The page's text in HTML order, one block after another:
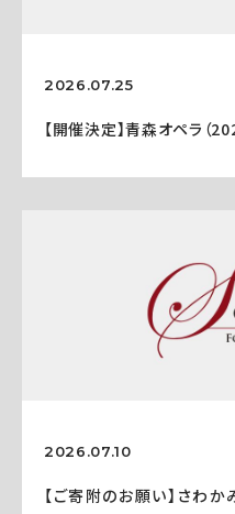
2026.07.25
【開催決定】青森オペラ（
2026.07.10
【ご寄附のお願い】さわ